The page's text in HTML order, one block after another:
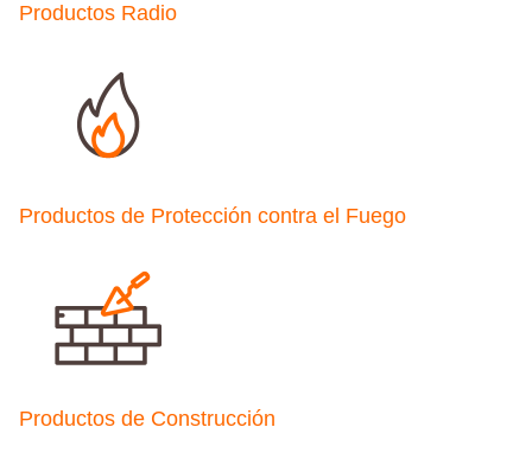
Productos Radio
Productos de Protección contra el Fuego
Productos de Construcción